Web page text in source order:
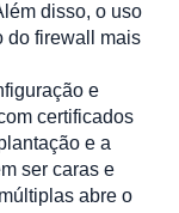
disso, o uso
do firewall mais
e
certificados
e a
ser caras e
abre o